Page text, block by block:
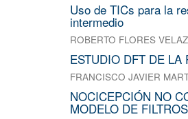
Uso de TICs para la
intermedio
ROBERTO FLORES
ESTUDIO DFT DE LA
FRANCISCO JAVIER
NOCICEPCIÓN NO
MODELO DE